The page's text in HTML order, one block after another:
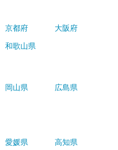
京都府
大阪府
和歌山県
岡山県
広島県
愛媛県 高知県